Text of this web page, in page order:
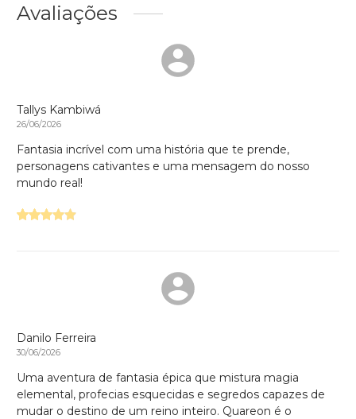
Avaliações
Tallys Kambiwá
26/06/2026
Fantasia incrível com uma história que te prende,
personagens cativantes e uma mensagem do nosso
mundo real!
Danilo Ferreira
30/06/2026
Uma aventura de fantasia épica que mistura magia
elemental, profecias esquecidas e segredos capazes de
mudar o destino de um reino inteiro. Quareon é o